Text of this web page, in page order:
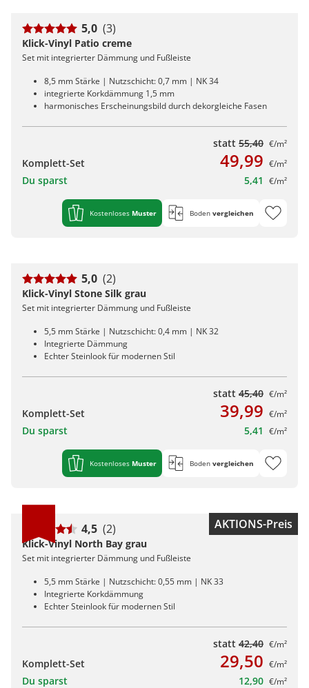
5,0 (3)
Klick-Vinyl Patio creme
Set mit integrierter Dämmung und Fußleiste
8,5 mm Stärke | Nutzschicht: 0,7 mm | NK 34
integrierte Korkdämmung 1,5 mm
harmonisches Erscheinungsbild durch dekorgleiche Fasen
statt 55,40 €/m²
Komplett-Set 49,99 €/m²
Du sparst 5,41 €/m²
Kostenloses Muster Boden vergleichen
5,0 (2)
Klick-Vinyl Stone Silk grau
Set mit integrierter Dämmung und Fußleiste
5,5 mm Stärke | Nutzschicht: 0,4 mm | NK 32
Integrierte Dämmung
Echter Steinlook für modernen Stil
statt 45,40 €/m²
Komplett-Set 39,99 €/m²
Du sparst 5,41 €/m²
Kostenloses Muster Boden vergleichen
AKTIONS-Preis
4,5 (2)
Klick-Vinyl North Bay grau
Set mit integrierter Dämmung und Fußleiste
5,5 mm Stärke | Nutzschicht: 0,55 mm | NK 33
Integrierte Korkdämmung
Echter Steinlook für modernen Stil
statt 42,40 €/m²
Komplett-Set 29,50 €/m²
Du sparst 12,90 €/m²